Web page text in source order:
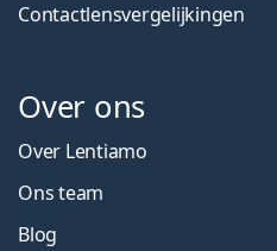
Contactlensvergelijkingen
Over ons
Over Lentiamo
Ons team
Blog